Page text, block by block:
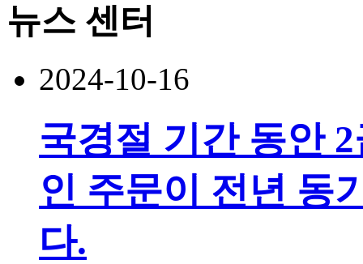
뉴스 센터
2024-10-16
국경절 기간 동안
인 주문이 전년 동
다.